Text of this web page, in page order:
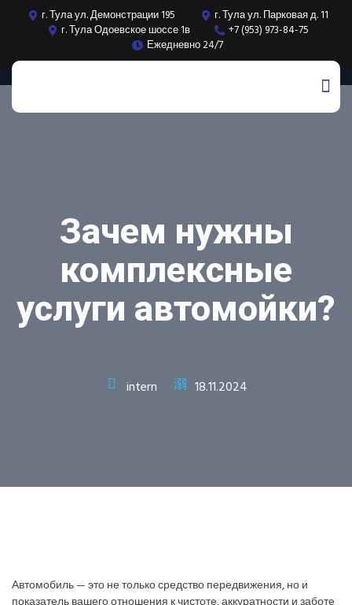
г. Тула ул. Демонстрации 195
г. Тула ул. Парковая д. 11
г. Тула Одоевское шоссе 1в
+7 (953) 973-84-75
Ежедневно 24/7
Зачем нужны
комплексные
услуги автомойки?
intern 18.11.2024
Автомобиль — это не только средство передвижения, но и